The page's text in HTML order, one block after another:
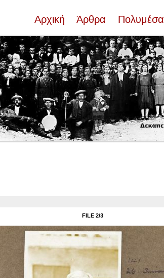
Αρχική Άρθρα Πολυμέσα
FILE 2/3